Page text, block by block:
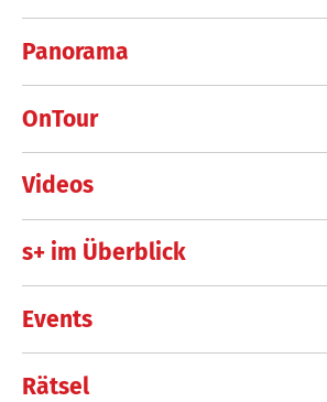
Panorama
OnTour
Videos
s+ im Überblick
Events
Rätsel